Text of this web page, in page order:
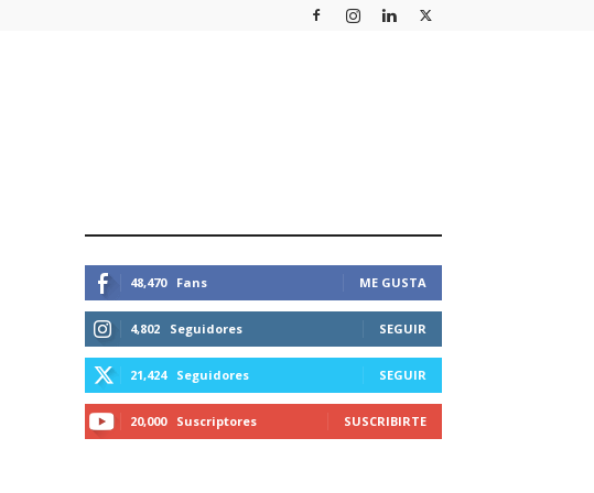
48,470 Fans ME GUSTA
4,802 Seguidores SEGUIR
21,424 Seguidores SEGUIR
20,000 Suscriptores SUSCRIBIRTE